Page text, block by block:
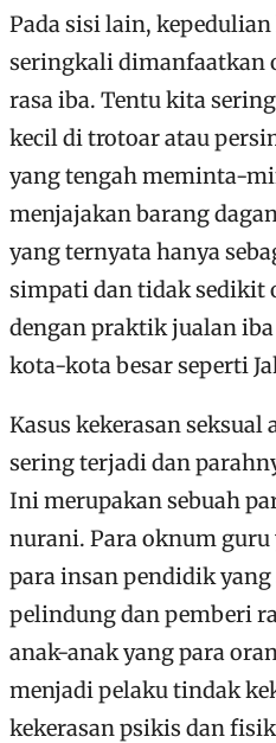
Pada sisi lain,
seringkali dimanfaatkan
rasa iba. Tentu kita
kecil di trotoar atau
yang tengah meminta-
menjajakan barang
yang ternyata hanya
simpati dan tidak sedikit
dengan praktik jualan
kota-kota besar seperti
Kasus kekerasan
sering terjadi dan
Ini merupakan sebuah
nurani. Para oknum guru
para insan pendidik
pelindung dan pemberi
anak-anak yang para
menjadi pelaku tindak
kekerasan psikis dan